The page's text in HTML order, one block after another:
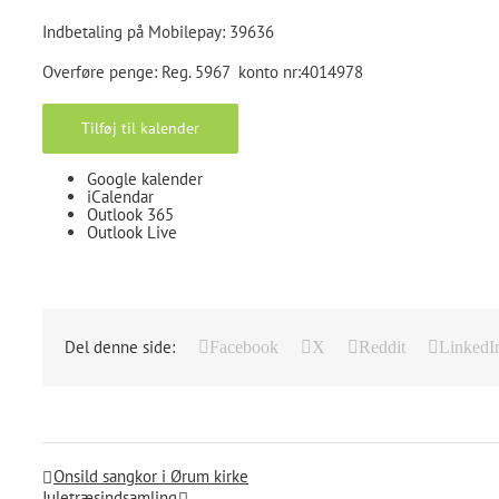
Indbetaling på Mobilepay: 39636
Overføre penge: Reg. 5967 konto nr:4014978
Tilføj til kalender
Google kalender
iCalendar
Outlook 365
Outlook Live
Del denne side: Facebook X Reddit
Onsild sangkor i Ørum kirke